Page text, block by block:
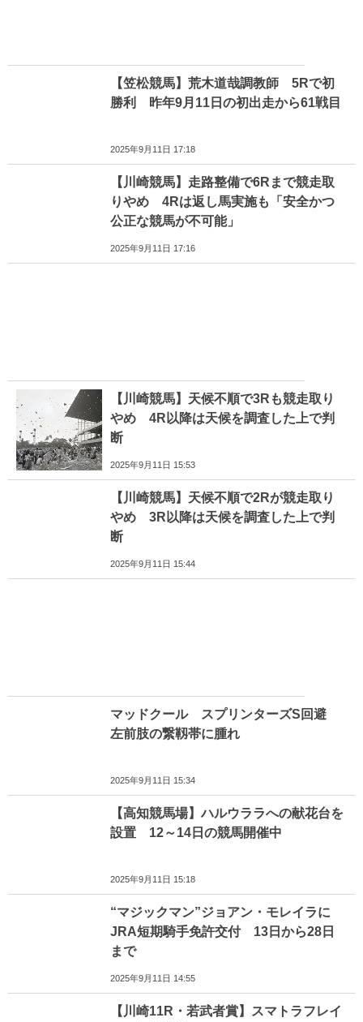
【笠松競馬】荒木道哉調教師 5Rで初
勝利 昨年9月11日の初出走から61戦目
2025年9月11日 17:18
【川崎競馬】走路整備で6Rまで競走取
りやめ 4Rは返し馬実施も「安全かつ
公正な競馬が不可能」
2025年9月11日 17:16
【川崎競馬】天候不順で3Rも競走取り
やめ 4R以降は天候を調査した上で判
断
2025年9月11日 15:53
【川崎競馬】天候不順で2Rが競走取り
やめ 3R以降は天候を調査した上で判
断
2025年9月11日 15:44
マッドクール スプリンターズS回避
左前肢の繋靱帯に腫れ
2025年9月11日 15:34
【高知競馬場】ハルウララへの献花台を
設置 12～14日の競馬開催中
2025年9月11日 15:18
“マジックマン”ジョアン・モレイラに
JRA短期騎手免許交付 13日から28日
まで
2025年9月11日 14:55
【川崎11R・若武者賞】スマトラフレイ